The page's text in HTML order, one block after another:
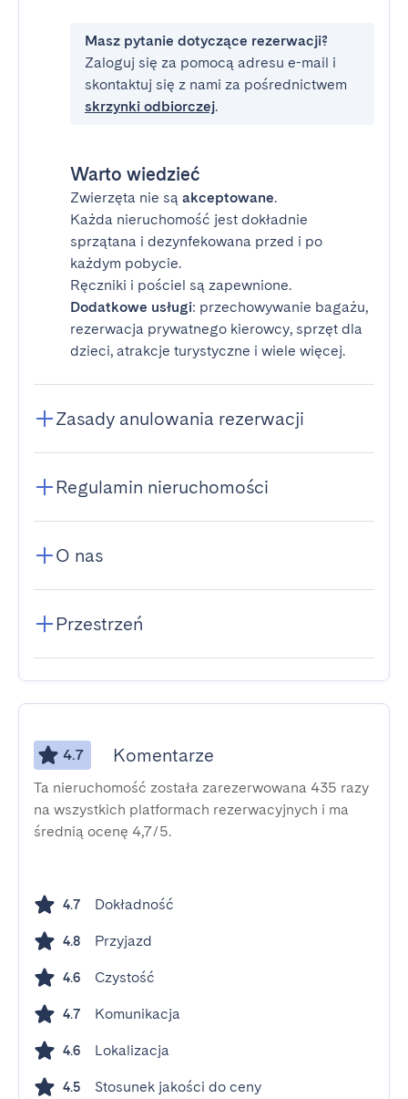
Masz pytanie dotyczące rezerwacji?
Zaloguj się za pomocą adresu e-mail i
skontaktuj się z nami za pośrednictwem
skrzynki odbiorczej.
Warto wiedzieć
Zwierzęta nie są akceptowane.
Każda nieruchomość jest dokładnie
sprzątana i dezynfekowana przed i po
każdym pobycie.
Ręczniki i pościel są zapewnione.
Dodatkowe usługi: przechowywanie bagażu,
rezerwacja prywatnego kierowcy, sprzęt dla
dzieci, atrakcje turystyczne i wiele więcej.
Zasady anulowania rezerwacji
Regulamin nieruchomości
O nas
Przestrzeń
4.7 Komentarze
Ta nieruchomość została zarezerwowana 435 razy
na wszystkich platformach rezerwacyjnych i ma
średnią ocenę 4,7/5.
4.7 Dokładność
4.8 Przyjazd
4.6 Czystość
4.7 Komunikacja
4.6 Lokalizacja
4.5 Stosunek jakości do ceny